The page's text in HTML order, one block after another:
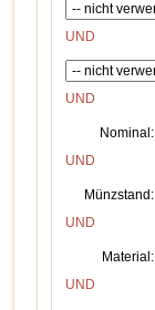
UND
UND
Nominal:
UND
Münzstand:
UND
Material:
UND